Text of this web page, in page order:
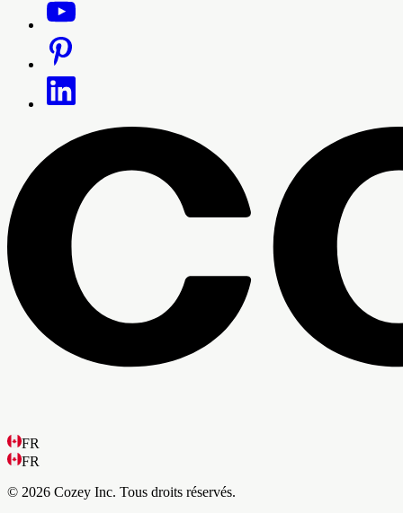
FR
FR
© 2026 Cozey Inc. Tous droits réservés.